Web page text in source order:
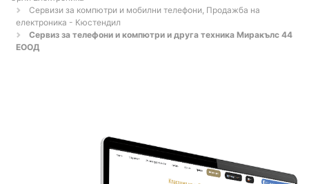
Сервизи за компютри и мобилни телефони, Продажба на
електроника - Кюстендил
Сервиз за телефони и компютри и друга техника Миракълс 44
ЕООД